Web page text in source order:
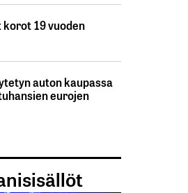
19 vuoden
auton kaupassa
eurojen